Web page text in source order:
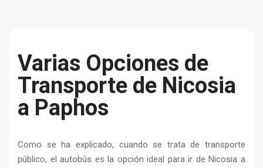
Varias Opciones de
Transporte de Nicosia
a Paphos
Como se ha explicado, cuando se trata de transporte
público, el autobús es la opción ideal para ir de Nicosia a